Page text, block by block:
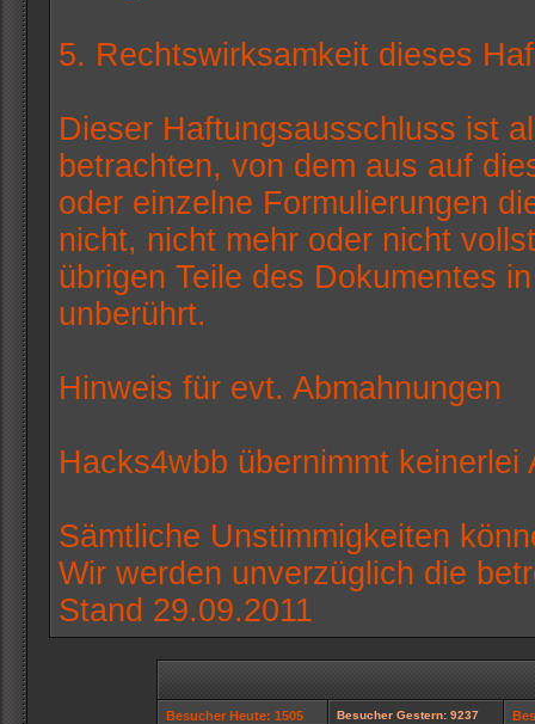
5. Rechtswirksamkeit dieses
Dieser Haftungsausschluss ist
betrachten, von dem aus auf
oder einzelne Formulierungen
nicht, nicht mehr oder nicht
übrigen Teile des Dokumentes
unberührt.
Hinweis für evt. Abmahnungen
Hacks4wbb übernimmt keinerlei
Sämtliche Unstimmigkeiten
Wir werden unverzüglich die
Stand 29.09.2011
Besucher Heute: 1505 Besucher Gestern: 9237